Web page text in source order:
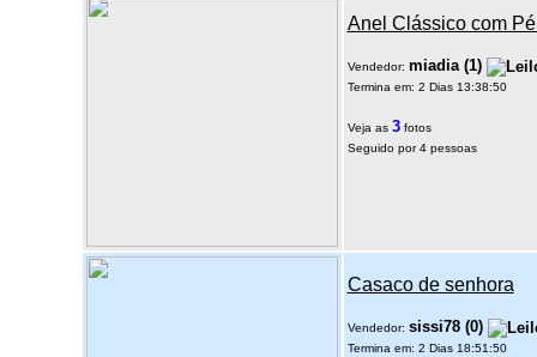
Anel Clássico com
Vendedor: miadia(1)
Termina em: 2 Dias 13:38:50
Veja as 3fotos
Seguido por 4 pessoas
Casaco de senhora
Vendedor: sissi78(0)
Termina em: 2 Dias 18:51:50